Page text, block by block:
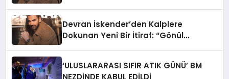
Devran İskender’den Kalplere
Dokunan Yeni Bir İtiraf: “Gönül
‘ULUSLARARASI SIFIR ATIK GÜNÜ’ BM
NEZDİNDE KABUL EDİLDİ